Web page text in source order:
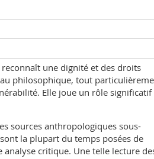
une dignité et des droits
philosophique, tout
Elle joue un rôle significatif
sources anthropologiques sous-
la plupart du temps posées de
critique. Une telle lecture